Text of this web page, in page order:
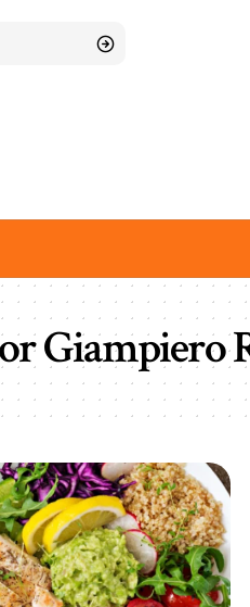
Giampiero